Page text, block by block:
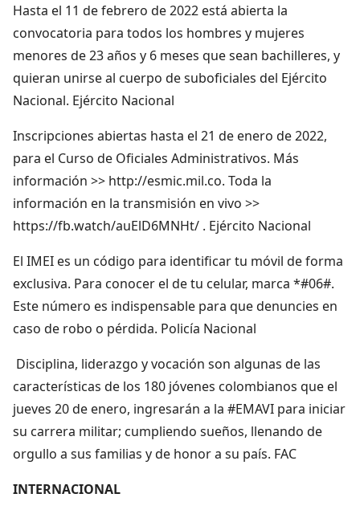
Hasta el 11 de febrero de 2022 está abierta la
convocatoria para todos los hombres y mujeres
menores de 23 años y 6 meses que sean bachilleres, y
quieran unirse al cuerpo de suboficiales del Ejército
Nacional. Ejército Nacional
Inscripciones abiertas hasta el 21 de enero de 2022,
para el Curso de Oficiales Administrativos. Más
información >> http://esmic.mil.co. Toda la
información en la transmisión en vivo >>
https://fb.watch/auElD6MNHt/ . Ejército Nacional
El IMEI es un código para identificar tu móvil de forma
exclusiva. Para conocer el de tu celular, marca *#06#.
Este número es indispensable para que denuncies en
caso de robo o pérdida. Policía Nacional
Disciplina, liderazgo y vocación son algunas de las
características de los 180 jóvenes colombianos que el
jueves 20 de enero, ingresarán a la #EMAVI para iniciar
su carrera militar; cumpliendo sueños, llenando de
orgullo a sus familias y de honor a su país. FAC
INTERNACIONAL